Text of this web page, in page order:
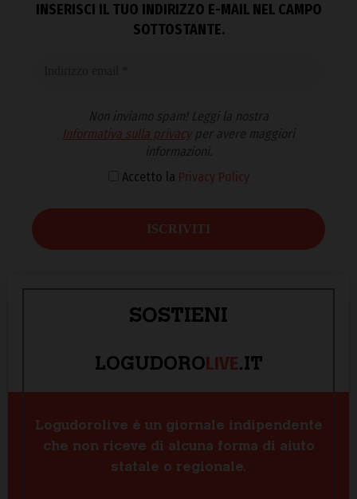
INSERISCI IL TUO INDIRIZZO E-MAIL NEL CAMPO
SOTTOSTANTE.
Non inviamo spam! Leggi la nostra
Informativa sulla privacyper avere maggiori
informazioni.
Accetto la Privacy Policy
SOSTIENI
LOGUDOROLIVE.IT
Logudorolive è un giornale indipendente
che non riceve di alcuna forma di aiuto
statale o regionale.